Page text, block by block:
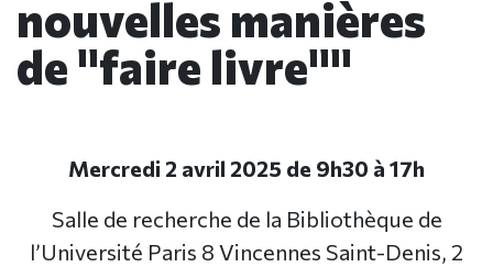
nouvelles manières
de "faire livre""
Mercredi 2 avril 2025 de 9h30 à 17h
Salle de recherche de la Bibliothèque de
l’Université Paris 8 Vincennes Saint-Denis, 2